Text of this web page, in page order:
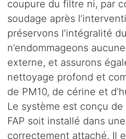
coupure du filtre ni, par
soudage après
préservons l’intégralité
n’endommageons
externe, et assurons
nettoyage profond et
de PM10, de cérine et
Le système est conçu
FAP soit installé dans
correctement attaché. Il